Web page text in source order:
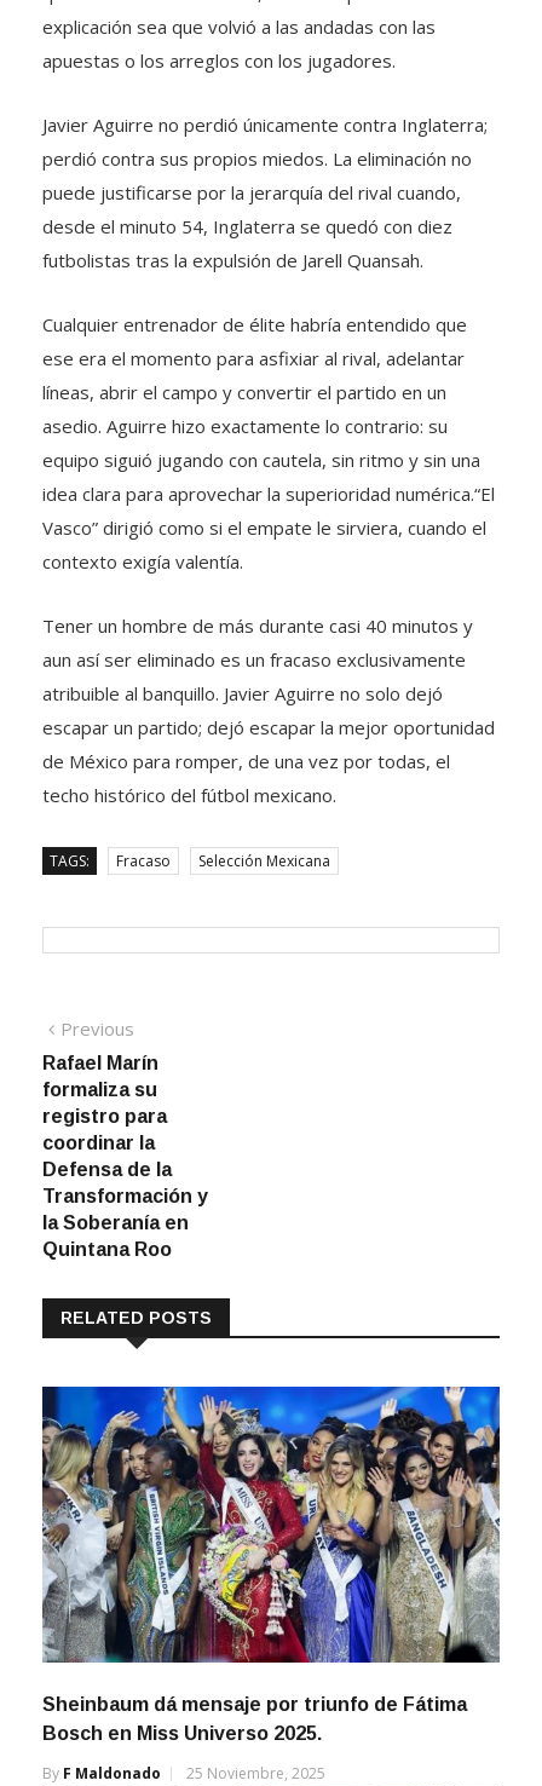
explicación sea que volvió a las andadas con las
apuestas o los arreglos con los jugadores.
Javier Aguirre no perdió únicamente contra Inglaterra;
perdió contra sus propios miedos. La eliminación no
puede justificarse por la jerarquía del rival cuando,
desde el minuto 54, Inglaterra se quedó con diez
futbolistas tras la expulsión de Jarell Quansah.
Cualquier entrenador de élite habría entendido que
ese era el momento para asfixiar al rival, adelantar
líneas, abrir el campo y convertir el partido en un
asedio. Aguirre hizo exactamente lo contrario: su
equipo siguió jugando con cautela, sin ritmo y sin una
idea clara para aprovechar la superioridad numérica.“El
Vasco” dirigió como si el empate le sirviera, cuando el
contexto exigía valentía.
Tener un hombre de más durante casi 40 minutos y
aun así ser eliminado es un fracaso exclusivamente
atribuible al banquillo. Javier Aguirre no solo dejó
escapar un partido; dejó escapar la mejor oportunidad
de México para romper, de una vez por todas, el
techo histórico del fútbol mexicano.
TAGS: Fracaso Selección Mexicana
Navegación
de
entradas
Previous
post:
Rafael Marín
formaliza su
registro para
coordinar la
Defensa de la
Transformación y
la Soberanía en
Quintana Roo
RELATED POSTS
Sheinbaum dá mensaje por triunfo de Fátima
Bosch en Miss Universo 2025.
By F Maldonado 25 Noviembre, 2025